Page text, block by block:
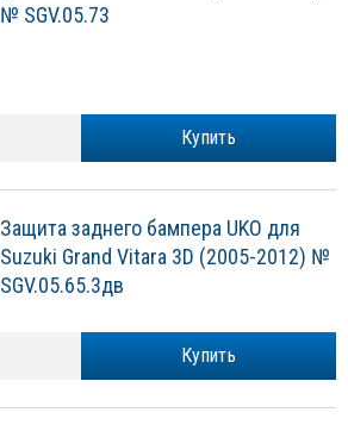
№ SGV.05.73
Купить
Защита заднего бампера UKO для
Suzuki Grand Vitara 3D (2005-2012) №
SGV.05.65.3дв
Купить